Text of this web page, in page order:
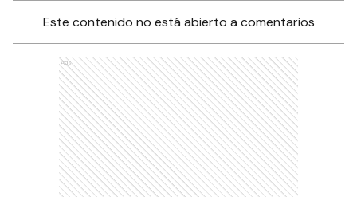
Este contenido no está abierto a comentarios
Ads